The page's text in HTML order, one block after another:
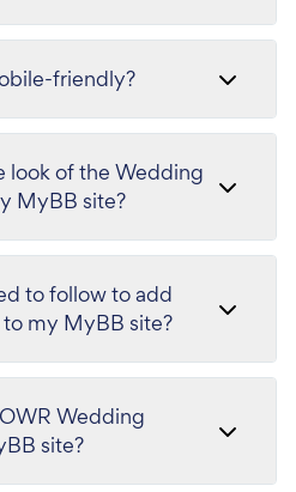
friendly?
look of the Wedding
MyBB site?
to follow to add
my MyBB site?
Wedding
site?